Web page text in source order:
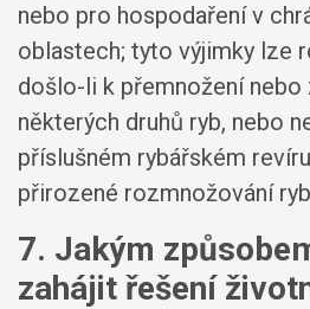
nebo pro hospodaření v
oblastech; tyto výjimky lze
došlo-li k přemnožení nebo
některých druhů ryb, nebo
příslušném rybářském
přirozené rozmnožování
7. Jakým
zahájit řešení